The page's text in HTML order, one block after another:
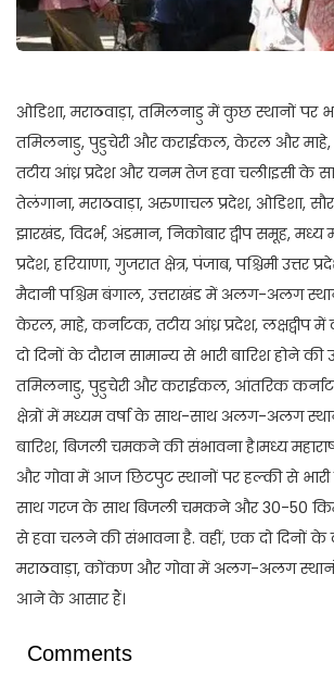
ओडिशा, मराठवाड़ा, तमिलनाडु में कुछ स्थानों पर
तमिलनाडु, पुडुचेरी और कराईकल, केरल और
तटीय आंध्र प्रदेश और यनम तेज हवा चली।इसी के
तेलंगाना, मराठवाड़ा, अरुणाचल प्रदेश, ओडिशा,
झारखंड, विदर्भ, अंडमान, निकोबार द्वीप समूह, मध्य
प्रदेश, हरियाणा, गुजरात क्षेत्र, पंजाब, पश्चिमी उत्तर
मैदानी पश्चिम बंगाल, उत्तराखंड में अलग-अलग
केरल, माहे, कर्नाटक, तटीय आंध्र प्रदेश, लक्षद्वीप
दो दिनों के दौरान सामान्य से भारी बारिश होने की
तमिलनाडु, पुडुचेरी और कराईकल, आंतरिक
क्षेत्रों में मध्यम वर्षा के साथ-साथ अलग-अलग
बारिश, बिजली चमकने की संभावना है।मध्य
और गोवा में आज छिटपुट स्थानों पर हल्की से भारी
साथ गरज के साथ बिजली चमकने और 30-50
से हवा चलने की संभावना है. वहीं, एक दो दिनों के
मराठवाड़ा, कोंकण और गोवा में अलग-अलग
आने के आसार हैं।
Comments